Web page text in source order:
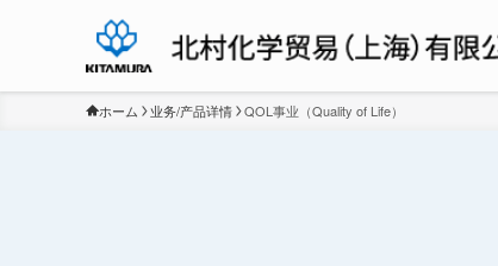
ホーム 业务/产品详情 QOL事业（Quality of Life）